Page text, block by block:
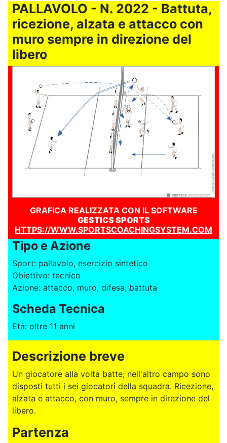
PALLAVOLO - N. 2022 - Battuta,
ricezione, alzata e attacco con
muro sempre in direzione del
libero
GRAFICA REALIZZATA CON IL SOFTWARE
GESTICS SPORTS
HTTPS://WWW.SPORTSCOACHINGSYSTEM.COM
Tipo e Azione
Sport: pallavolo, esercizio sintetico
Obiettivo: tecnico
Azione: attacco, muro, difesa, battuta
Scheda Tecnica
Età: oltre 11 anni
Descrizione breve
Un giocatore alla volta batte; nell'altro campo sono
disposti tutti i sei giocatori della squadra. Ricezione,
alzata e attacco, con muro, sempre in direzione del
libero.
Partenza